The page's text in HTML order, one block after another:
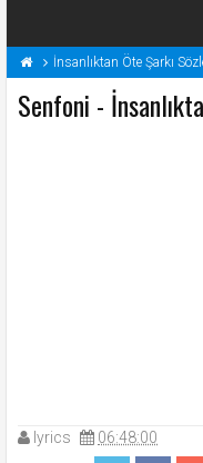
İnsanlıktan Öte Şarkı
Senfoni -
lyrics 06:48:00